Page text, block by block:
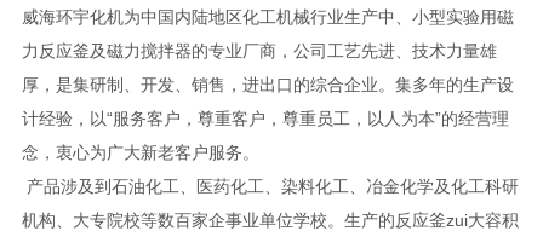
威海环宇化机为中国内陆地区化工机械行业生产中、小型实验用磁
力反应釜及磁力搅拌器的专业厂商，公司工艺先进、技术力量雄
厚，是集研制、开发、销售，进出口的综合企业。集多年的生产设
计经验，以“服务客户，尊重客户，尊重员工，以人为本”的经营理
念，衷心为广大新老客户服务。
产品涉及到石油化工、医药化工、染料化工、冶金化学及化工科研
机构、大专院校等数百家企事业单位学校。生产的反应釜zui大容积